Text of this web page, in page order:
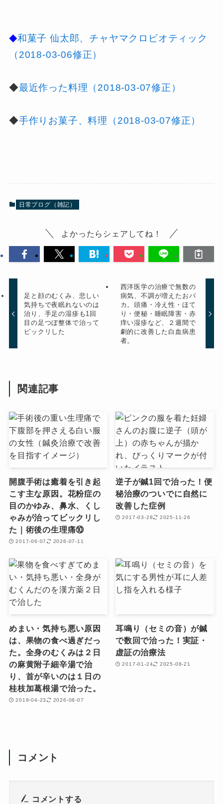
◆和菓子 仙太郎、チャヤマクロビオティック
（2018-03-06修正）
◆最近作った料理（2018-03-07修正）
◆手作りお菓子、料理（2018-03-07修正）
日常ブログ（雑記）
よかったらシェアしてね！
足と顔のむくみ、悲しい
気持ちで夜眠れないのは
治り、手足の湿疹も1回
目の足つぼ整体で治って
ビックリした
西洋医学の治療で無数の
病気、不調が増えたおバ
カ。頭痛・冷え性・ほて
り・便秘・睡眠障害・赤
痒い湿疹など、２週間で
劇的に改善した白血病患
者。
関連記事
開腹手術は癒着を引き起
こす主な原因。花粉症の
目のかゆみ、鼻水、くし
ゃみが治ってビックリし
た｜術後の生理痛⑩
2017-06-07 2026-07-11
逆子が鍼1回で治った！便
秘治療のついでに自然に
改善した症例
2017-03-28 2025-11-26
めまい・気持ち悪い原因
は、果物の食べ過ぎだっ
た。全身のむくみは２日
の麻黄附子細辛湯で治
り、首が辛いのは１日の
桂枝加葛根湯で治った。
2019-04-23 2026-08-07
耳鳴り（セミの音）が鍼
で数回で治った！実証・
虚証の治療法
2017-01-24 2025-08-21
コメント
コメントする